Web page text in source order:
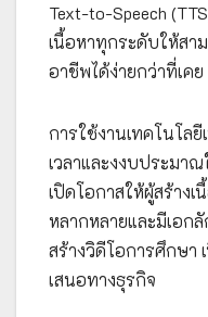
Text-to-Speech
เนื้อหาทุกระดับให้ส
อาชีพได้ง่ายกว่าที่เคย
การใช้งานเทคโนโล
เวลาและงงบประมา
เปิดโอกาสให้ผู้สร้าง
หลากหลายและมีเอก
สร้างวิดีโอการศึกษา
เสนอทางธุรกิจ